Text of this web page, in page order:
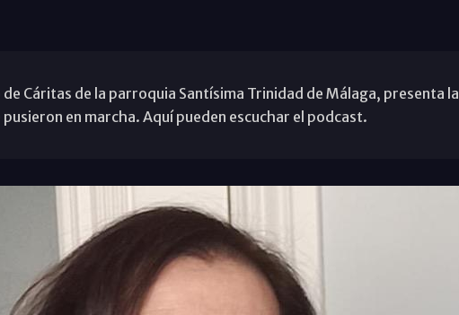
Cáritas de la parroquia Santísima Trinidad de Málaga, presenta la
en marcha. Aquí pueden escuchar el podcast.